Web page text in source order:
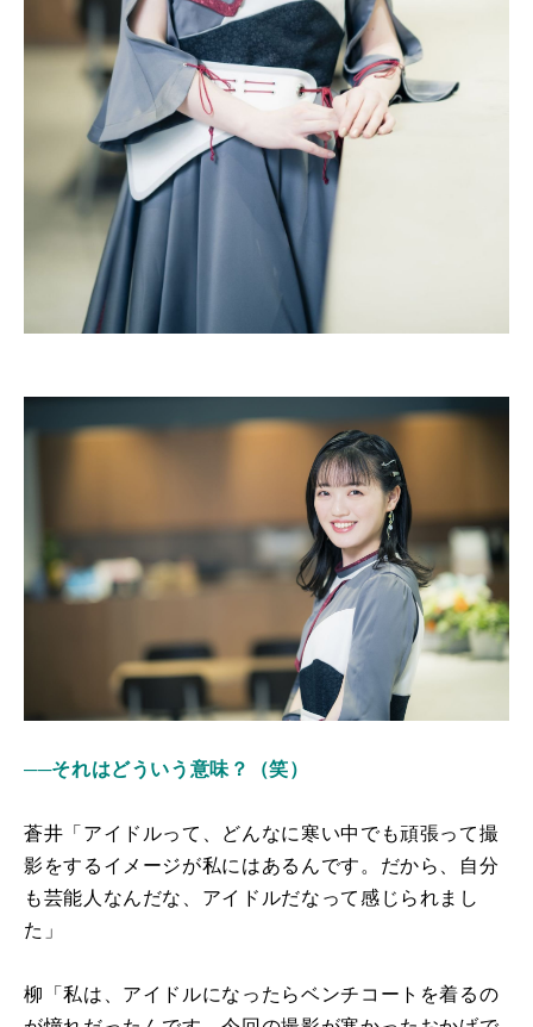
──それはどういう意味？（笑）
蒼井「アイドルって、どんなに寒い中でも頑張って撮
影をするイメージが私にはあるんです。だから、自分
も芸能人なんだな、アイドルだなって感じられまし
た」
柳「私は、アイドルになったらベンチコートを着るの